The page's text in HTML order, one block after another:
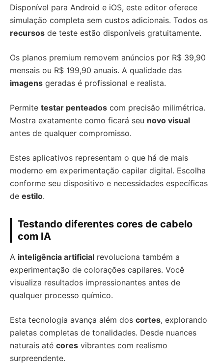
Disponível para Android e iOS, este editor oferece
simulação completa sem custos adicionais. Todos os
recursos de teste estão disponíveis gratuitamente.
Os planos premium removem anúncios por R$ 39,90
mensais ou R$ 199,90 anuais. A qualidade das
imagens geradas é profissional e realista.
Permite testar penteados com precisão milimétrica.
Mostra exatamente como ficará seu novo visual
antes de qualquer compromisso.
Estes aplicativos representam o que há de mais
moderno em experimentação capilar digital. Escolha
conforme seu dispositivo e necessidades específicas
de estilo.
Testando diferentes cores de cabelo
com IA
A inteligência artificial revoluciona também a
experimentação de colorações capilares. Você
visualiza resultados impressionantes antes de
qualquer processo químico.
Esta tecnologia avança além dos cortes, explorando
paletas completas de tonalidades. Desde nuances
naturais até cores vibrantes com realismo
surpreendente.